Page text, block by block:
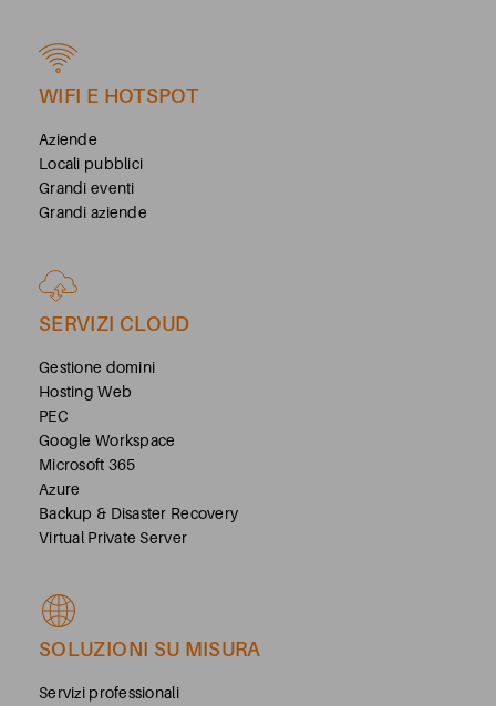
WIFI E HOTSPOT
Aziende
Locali pubblici
Grandi eventi
Grandi aziende
SERVIZI CLOUD
Gestione domini
Hosting Web
PEC
Google Workspace
Microsoft 365
Azure
Backup & Disaster Recovery
Virtual Private Server
SOLUZIONI SU MISURA
Servizi professionali